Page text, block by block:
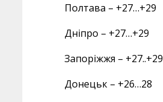
Полтава – +27…+29
Дніпро – +27…+29
Запоріжжя – +27..+29
Донецьк – +26…28